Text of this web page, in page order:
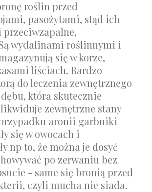
roślin przed
pasożytami, stąd ich
przeciwzapalne,
wydalinami roślinnymi i
się w korze,
liściach. Bardzo
do leczenia zewnętrznego
która skutecznie
zewnętrzne stany
aronii garbniki
się w owocach i
np to, że można je dosyć
po zerwaniu bez
- same się bronią przed
czyli mucha nie siada.